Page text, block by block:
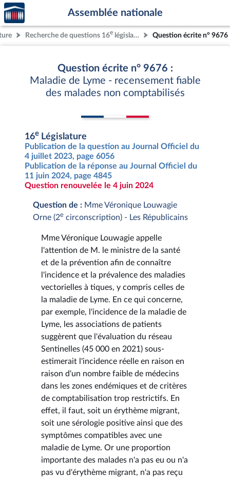
Aller au contenu
Aller en bas de la page
Accèder
à la
page
d'accueil
Assemblée nationale
Recherche de questions 16e législature Question écrite n° 9676
Question écrite n° 9676 :
Maladie de Lyme - recensement fiable
des malades non comptabilisés
16e Législature
Publication de la question au Journal Officiel du
4 juillet 2023, page 6056
Publication de la réponse au Journal Officiel du
11 juin 2024, page 4845
Question renouvelée le 4 juin 2024
Question de : Mme Véronique Louwagie
Orne (2e circonscription) - Les Républicains
Mme Véronique Louwagie appelle
l'attention de M. le ministre de la santé
et de la prévention afin de connaître
l'incidence et la prévalence des maladies
vectorielles à tiques, y compris celles de
la maladie de Lyme. En ce qui concerne,
par exemple, l'incidence de la maladie de
Lyme, les associations de patients
suggèrent que l'évaluation du réseau
Sentinelles (45 000 en 2021) sous-
estimerait l'incidence réelle en raison en
raison d'un nombre faible de médecins
dans les zones endémiques et de critères
de comptabilisation trop restrictifs. En
effet, il faut, soit un érythème migrant,
soit une sérologie positive ainsi que des
symptômes compatibles avec une
maladie de Lyme. Or une proportion
importante des malades n'a pas eu ou n'a
pas vu d'érythème migrant, n'a pas reçu